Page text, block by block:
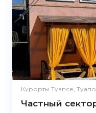
Курорты Туапсе,
Частный